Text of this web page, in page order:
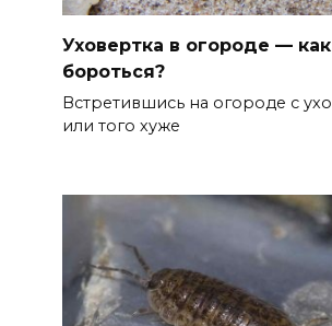
Уховертка в огороде —
бороться?
Встретившись на огороде с
или того хуже